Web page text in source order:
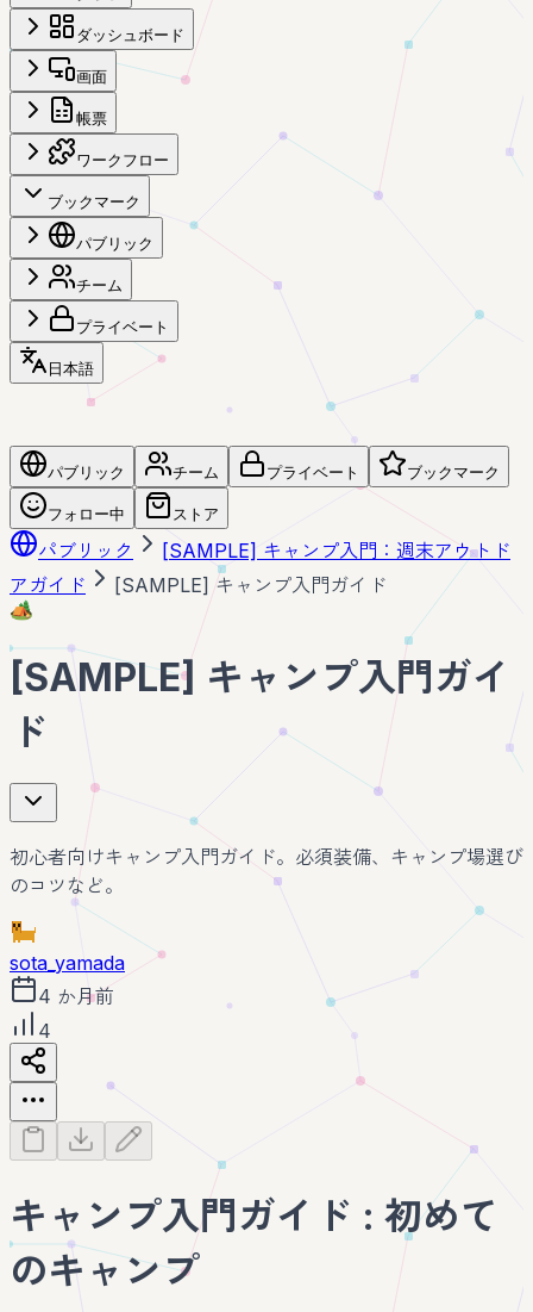
ダッシュボード
画面
帳票
ワークフロー
ブックマーク
パブリック
チーム
プライベート
日本語
パブリック チーム プライベート ブックマーク
フォロー中 ストア
パブリック
[SAMPLE] キャンプ入門：週末アウトド
アガイド
[SAMPLE] キャンプ入門ガイド
🏕️
[SAMPLE] キャンプ入門ガイ
ド
初心者向けキャンプ入門ガイド。必須装備、キャンプ場選び
のコツなど。
sota_yamada
4 か月前
4
キャンプ入門ガイド : 初めて
のキャンプ